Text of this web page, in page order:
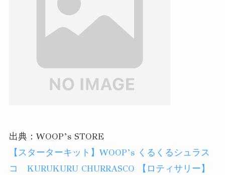
出典：WOOP’s STORE
【スターターキット】WOOP’s くるくるシュラス
コ KURUKURU CHURRASCO 【ロティサリー】